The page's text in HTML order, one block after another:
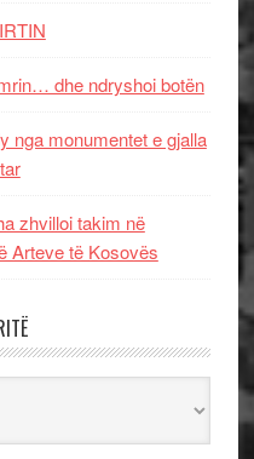
dhe ndryshoi botën
nga monumentet e gjalla
zhvilloi takim në
Arteve të Kosovës